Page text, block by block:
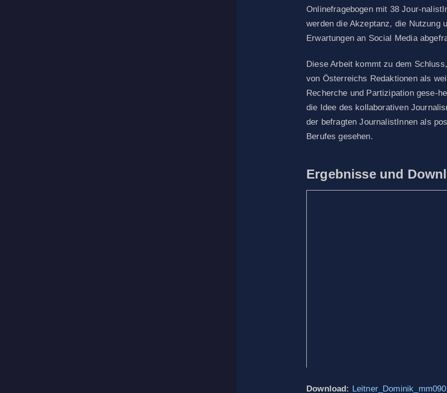
Onlinefragebogen mit 38 Jour-
werden die Akzeptanz, die Nutzung
Erwartungen an Social Media
Diese Arbeit kommt zu dem
von Österreichs Redaktionen als
Recherche und Partizipation gese-
die Idee des kollaborativen
der befragten JournalistInnen als
Berufes gesehen.
Ergebnisse und
Download: